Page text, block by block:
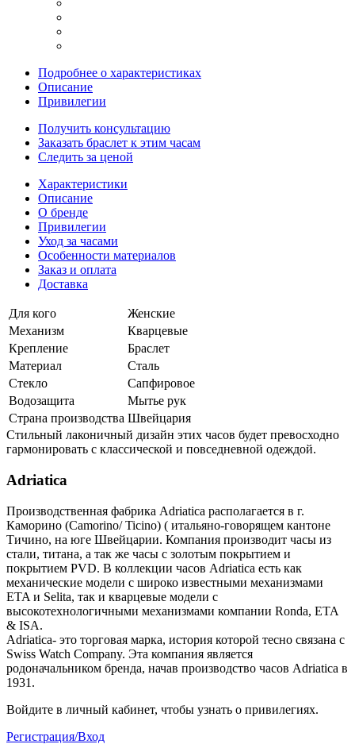
Подробнее о характеристиках
Описание
Привилегии
Получить консультацию
Заказать браслет к этим часам
Следить за ценой
Характеристики
Описание
О бренде
Привилегии
Уход за часами
Особенности материалов
Заказ и оплата
Доставка
Для кого
Женские
Механизм
Кварцевые
Крепление
Браслет
Материал
Сталь
Стекло
Сапфировое
Водозащита
Мытье рук
Страна производства Швейцария
Стильный лаконичный дизайн этих часов будет превосходно
гармонировать с классической и повседневной одеждой.
Adriatica
Производственная фабрика Adriatica располагается в г.
Каморино (Camorino/ Ticino) ( итальяно-говорящем кантоне
Тичино, на юге Швейцарии. Компания производит часы из
стали, титана, а так же часы с золотым покрытием и
покрытием PVD. В коллекции часов Adriatica есть как
механические модели с широко известными механизмами
ETA и Selita, так и кварцевые модели с
высокотехнологичными механизмами компании Ronda, ETA
& ISA.
Adriatica- это торговая марка, история которой тесно связана с
Swiss Watch Company. Эта компания является
родоначальником бренда, начав производство часов Adriatica в
1931.
Войдите в личный кабинет, чтобы узнать о привилегиях.
Регистрация/Вход